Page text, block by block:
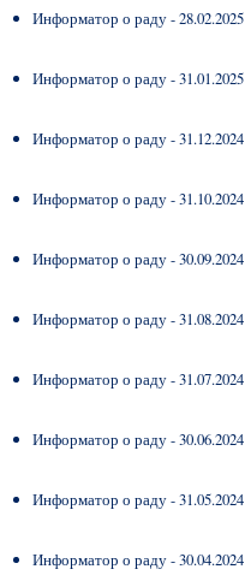
Информатор о раду - 28.02.2025
Информатор о раду - 31.01.2025
Информатор о раду - 31.12.2024
Информатор о раду - 31.10.2024
Информатор о раду - 30.09.2024
Информатор о раду - 31.08.2024
Информатор о раду - 31.07.2024
Информатор о раду - 30.06.2024
Информатор о раду - 31.05.2024
Информатор о раду - 30.04.2024